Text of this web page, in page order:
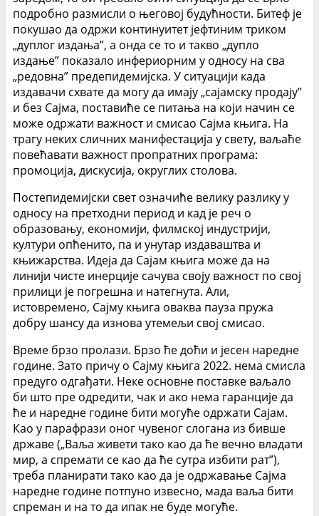
подробно размисли о његовој будућности. Битеф је
покушао да одржи континуитет јефтиним триком
„дуплог издања”, а онда се то и такво „дупло
издање” показало инфериорним у односу на сва
„редовна” предепидемијска. У ситуацији када
издавачи схвате да могу да имају „сајамску продају”
и без Сајма, поставиће се питања на који начин се
може одржати важност и смисао Сајма књига. На
трагу неких сличних манифестација у свету, ваљаће
повећавати важност пропратних програма:
промоција, дискусија, округлих столова.
Постепидемијски свет означиће велику разлику у
односу на претходни период и кад је реч о
образовању, економији, филмској индустрији,
култури опћенито, па и унутар издаваштва и
књижарства. Идеја да Сајам књига може да на
линији чисте инерције сачува своју важност по свој
прилици је погрешна и натегнута. Али,
истовремено, Сајму књига оваква пауза пружа
добру шансу да изнова утемељи свој смисао.
Време брзо пролази. Брзо ће доћи и јесен наредне
године. Зато причу о Сајму књига 2022. нема смисла
предуго одгађати. Неке основне поставке ваљало
би што пре одредити, чак и ако нема гаранције да
ће и наредне године бити могуће одржати Сајам.
Као у парафрази оног чувеног слогана из бивше
државе („Ваља живети тако као да ће вечно владати
мир, а спремати се као да ће сутра избити рат”),
треба планирати тако као да је одржавање Сајма
наредне године потпуно извесно, мада ваља бити
спреман и на то да ипак не буде могуће.